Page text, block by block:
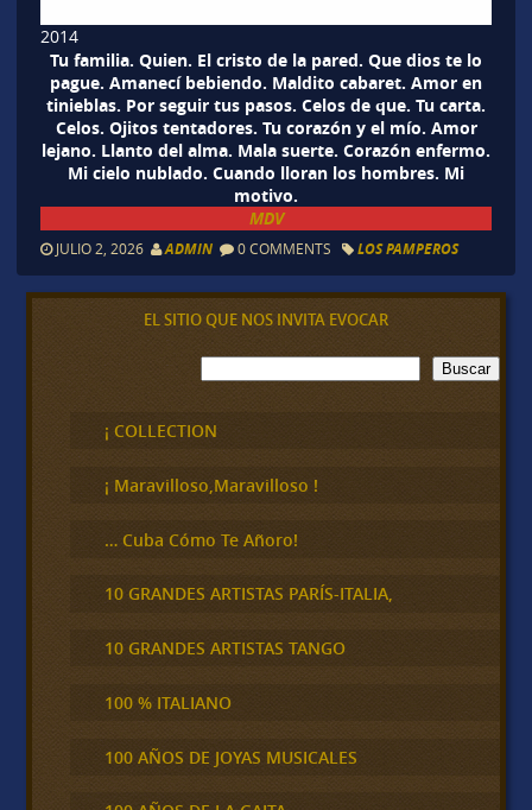
2014
Tu familia. Quien. El cristo de la pared. Que dios te lo
pague. Amanecí bebiendo. Maldito cabaret. Amor en
tinieblas. Por seguir tus pasos. Celos de que. Tu carta.
Celos. Ojitos tentadores. Tu corazón y el mío. Amor
lejano. Llanto del alma. Mala suerte. Corazón enfermo.
Mi cielo nublado. Cuando lloran los hombres. Mi
motivo.
MDV
JULIO 2, 2026 ADMIN 0 COMMENTS LOS PAMPEROS
EL SITIO QUE NOS INVITA EVOCAR
B
u
c
a
Buscar
¡ COLLECTION
¡ Maravilloso,Maravilloso !
… Cuba Cómo Te Añoro!
10 GRANDES ARTISTAS PARÍS-ITALIA,
10 GRANDES ARTISTAS TANGO
100 % ITALIANO
100 AÑOS DE JOYAS MUSICALES